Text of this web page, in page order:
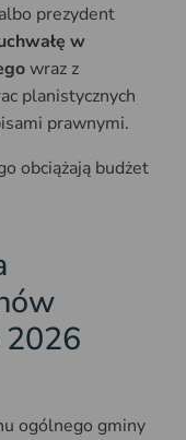
prezydent
w
wraz z
planistycznych
prawnymi.
obciążają budżet
ogólnego gminy